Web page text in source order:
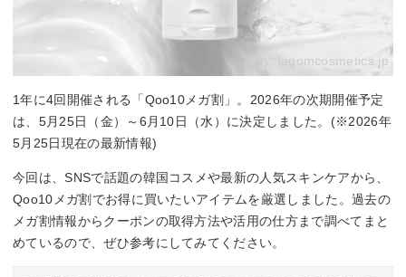
lagomcosmetics.jp
1年に4回開催される「Qoo10メガ割」。2026年の次期開催予定
は、5月25日（金）～6月10日（水）に決定しました。(※2026年
5月25日現在の最新情報)
今回は、SNSで話題の韓国コスメや最新の人気スキンケアから、
Qoo10メガ割でお得に買いたいアイテムを厳選しました。過去の
メガ割情報からクーポンの取得方法や活用の仕方まで調べてまと
めているので、ぜひ参考にしてみてください。